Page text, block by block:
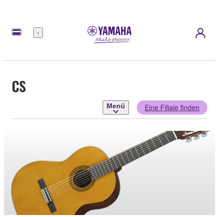
Menü
CS
Menü Eine Filiale finden